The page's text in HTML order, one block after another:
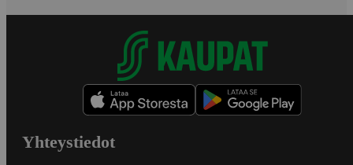
Yhteystiedot